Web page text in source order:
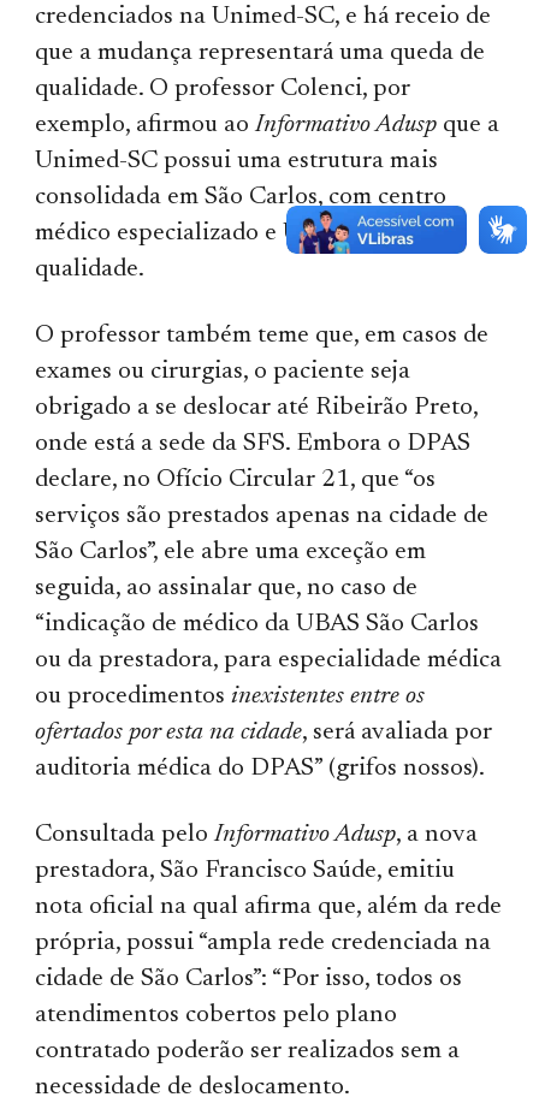
credenciados na Unimed-SC, e há receio de
que a mudança representará uma queda de
qualidade. O professor Colenci, por
exemplo, afirmou aoInformativo Adusp que a
Unimed-SC possui uma estrutura mais
consolidada em São Carlos, com centro
médico especializado e UTI de melhor
qualidade.
O professor também teme que, em casos de
exames ou cirurgias, o paciente seja
obrigado a se deslocar até Ribeirão Preto,
onde está a sede da SFS. Embora o DPAS
declare, no Ofício Circular 21, que “os
serviços são prestados apenas na cidade de
São Carlos”, ele abre uma exceção em
seguida, ao assinalar que, no caso de
“indicação de médico da UBAS São Carlos
ou da prestadora, para especialidade médica
ou procedimentosinexistentes entre os
ofertados por esta na cidade, será avaliada por
auditoria médica do DPAS” (grifos nossos).
Consultada peloInformativo Adusp, a nova
prestadora, São Francisco Saúde, emitiu
nota oficial na qual afirma que, além da rede
própria, possui “ampla rede credenciada na
cidade de São Carlos”: “Por isso, todos os
atendimentos cobertos pelo plano
contratado poderão ser realizados sem a
necessidade de deslocamento.